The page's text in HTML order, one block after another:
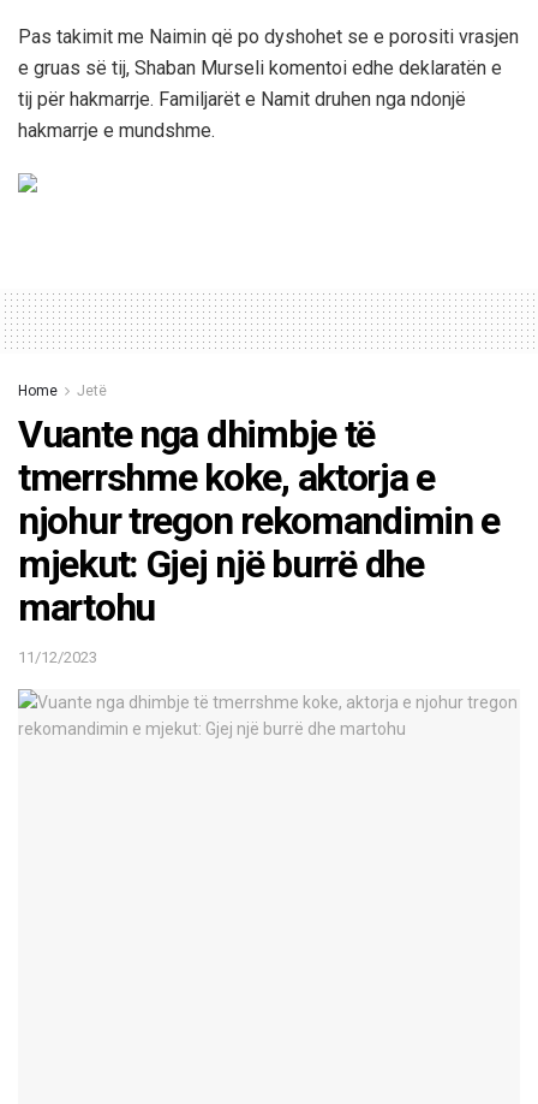
Pas takimit me Naimin që po dyshohet se e porositi vrasjen
e gruas së tij, Shaban Murseli komentoi edhe deklaratën e
tij për hakmarrje. Familjarët e Namit druhen nga ndonjë
hakmarrje e mundshme.
Home Jetë
Vuante nga dhimbje të
tmerrshme koke, aktorja e
njohur tregon rekomandimin e
mjekut: Gjej një burrë dhe
martohu
11/12/2023